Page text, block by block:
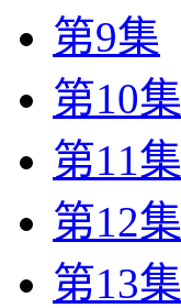
第9集
第10集
第11集
第12集
第13集